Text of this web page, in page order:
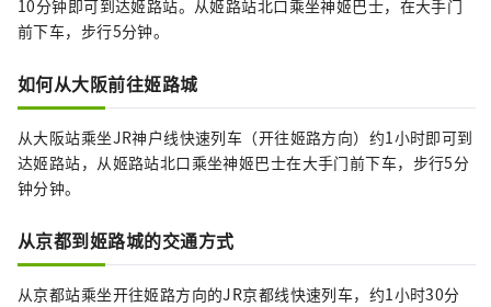
10分钟即可到达姬路站。从姬路站北口乘坐神姬巴士，在大手门
前下车，步行5分钟。
如何从大阪前往姬路城
从大阪站乘坐JR神户线快速列车（开往姬路方向）约1小时即可到
达姬路站，从姬路站北口乘坐神姬巴士在大手门前下车，步行5分
钟分钟。
从京都到姬路城的交通方式
从京都站乘坐开往姬路方向的JR京都线快速列车，约1小时30分